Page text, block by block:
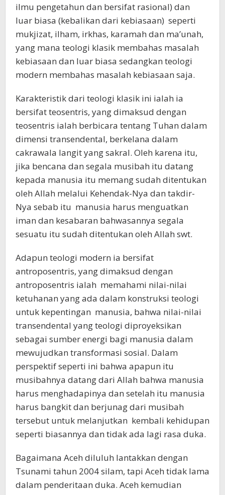
ilmu pengetahun dan bersifat rasional) dan
luar biasa (kebalikan dari kebiasaan) seperti
mukjizat, ilham, irkhas, karamah dan ma’unah,
yang mana teologi klasik membahas masalah
kebiasaan dan luar biasa sedangkan teologi
modern membahas masalah kebiasaan saja.
Karakteristik dari teologi klasik ini ialah ia
bersifat teosentris, yang dimaksud dengan
teosentris ialah berbicara tentang Tuhan dalam
dimensi transendental, berkelana dalam
cakrawala langit yang sakral. Oleh karena itu,
jika bencana dan segala musibah itu datang
kepada manusia itu memang sudah ditentukan
oleh Allah melalui Kehendak-Nya dan takdir-
Nya sebab itu manusia harus menguatkan
iman dan kesabaran bahwasannya segala
sesuatu itu sudah ditentukan oleh Allah swt.
Adapun teologi modern ia bersifat
antroposentris, yang dimaksud dengan
antroposentris ialah memahami nilai-nilai
ketuhanan yang ada dalam konstruksi teologi
untuk kepentingan manusia, bahwa nilai-nilai
transendental yang teologi diproyeksikan
sebagai sumber energi bagi manusia dalam
mewujudkan transformasi sosial. Dalam
perspektif seperti ini bahwa apapun itu
musibahnya datang dari Allah bahwa manusia
harus menghadapinya dan setelah itu manusia
harus bangkit dan berjunag dari musibah
tersebut untuk melanjutkan kembali kehidupan
seperti biasannya dan tidak ada lagi rasa duka.
Bagaimana Aceh diluluh lantakkan dengan
Tsunami tahun 2004 silam, tapi Aceh tidak lama
dalam penderitaan duka. Aceh kemudian